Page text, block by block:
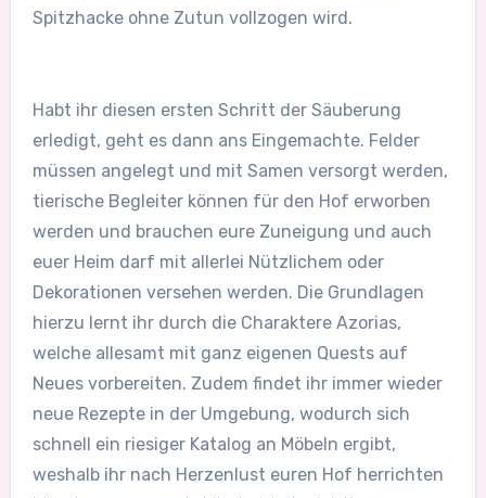
Spitzhacke ohne Zutun vollzogen wird.
Habt ihr diesen ersten Schritt der Säuberung
erledigt, geht es dann ans Eingemachte. Felder
müssen angelegt und mit Samen versorgt werden,
tierische Begleiter können für den Hof erworben
werden und brauchen eure Zuneigung und auch
euer Heim darf mit allerlei Nützlichem oder
Dekorationen versehen werden. Die Grundlagen
hierzu lernt ihr durch die Charaktere Azorias,
welche allesamt mit ganz eigenen Quests auf
Neues vorbereiten. Zudem findet ihr immer wieder
neue Rezepte in der Umgebung, wodurch sich
schnell ein riesiger Katalog an Möbeln ergibt,
weshalb ihr nach Herzenlust euren Hof herrichten